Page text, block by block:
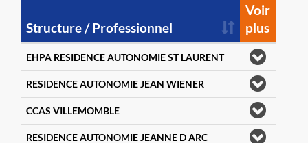
Structure / Professionnel
Voir
plus
EHPA RESIDENCE AUTONOMIE ST LAURENT
RESIDENCE AUTONOMIE JEAN WIENER
CCAS VILLEMOMBLE
RESIDENCE AUTONOMIE JEANNE D ARC